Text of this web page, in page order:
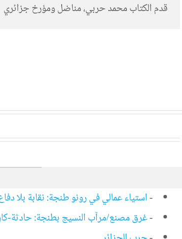
قدم الكتاب محمد حربي، مناضل ومؤرخ جزائري
-استياء عمالي في رونو طنجة: نقابة بلا
-غرق مصنع/مرآب النسيج بطنجة: حادثة-